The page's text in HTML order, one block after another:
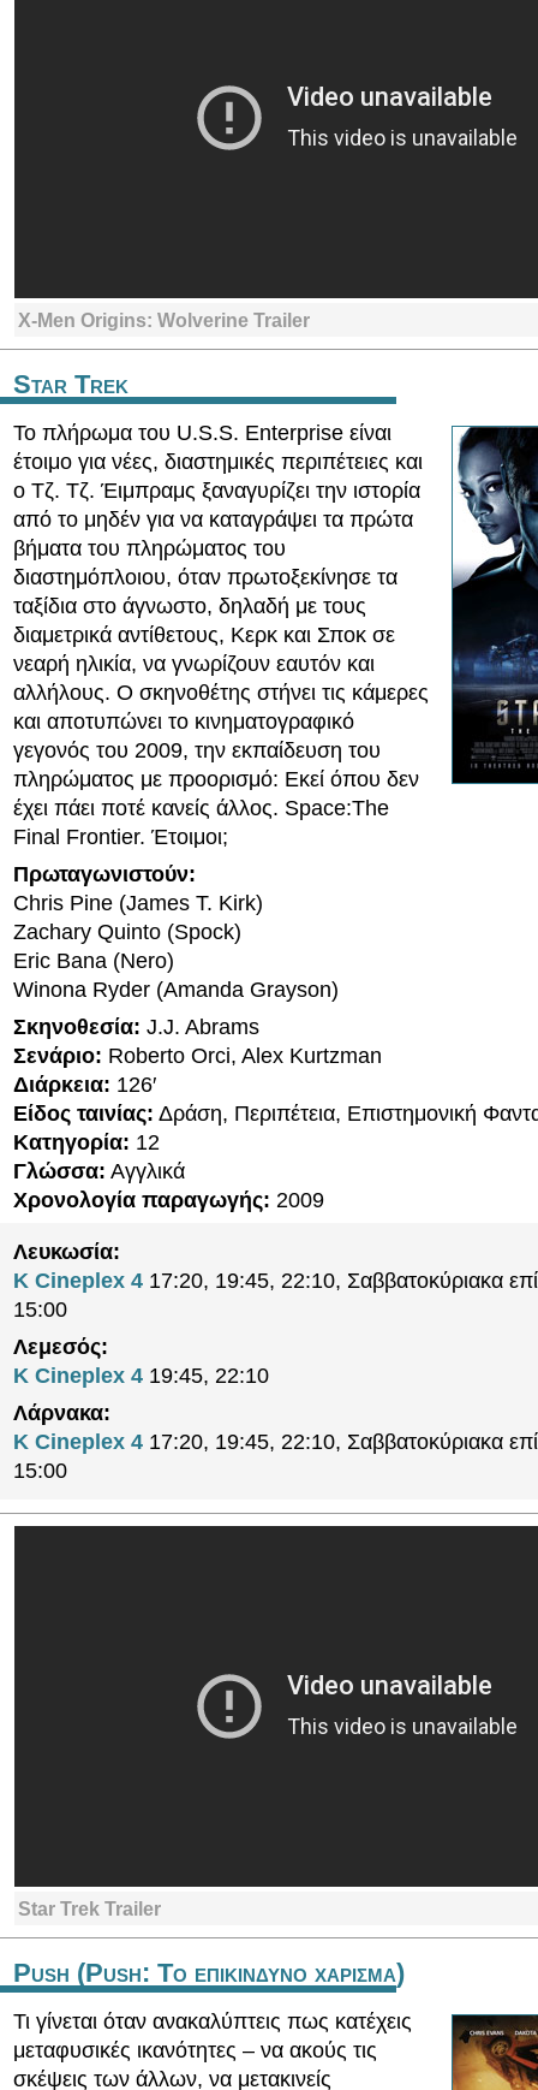
X-Men Origins: Wolverine Trailer
Star Trek
Το πλήρωμα του U.S.S. Enterprise είναι
έτοιμο για νέες, διαστημικές περιπέτειες και
ο Τζ. Τζ. Έιμπραμς ξαναγυρίζει την ιστορία
από το μηδέν για να καταγράψει τα πρώτα
βήματα του πληρώματος του
διαστημόπλοιου, όταν πρωτοξεκίνησε τα
ταξίδια στο άγνωστο, δηλαδή με τους
διαμετρικά αντίθετους, Κερκ και Σποκ σε
νεαρή ηλικία, να γνωρίζουν εαυτόν και
αλλήλους. Ο σκηνοθέτης στήνει τις κάμερες
και αποτυπώνει το κινηματογραφικό
γεγονός του 2009, την εκπαίδευση του
πληρώματος με προορισμό: Εκεί όπου δεν
έχει πάει ποτέ κανείς άλλος. Space:The
Final Frontier. Έτοιμοι;
Πρωταγωνιστούν:
Chris Pine (James T. Kirk)
Zachary Quinto (Spock)
Eric Bana (Nero)
Winona Ryder (Amanda Grayson)
Σκηνοθεσία: J.J. Abrams
Σενάριο: Roberto Orci, Alex Kurtzman
Διάρκεια: 126′
Είδος ταινίας: Δράση, Περιπέτεια, Επιστημονική
Κατηγορία: 12
Γλώσσα: Αγγλικά
Χρονολογία παραγωγής: 2009
Λευκωσία:
K Cineplex 4 17:20, 19:45, 22:10, Σαββατοκύριακα
15:00
Λεμεσός:
K Cineplex 4 19:45, 22:10
Λάρνακα:
K Cineplex 4 17:20, 19:45, 22:10, Σαββατοκύριακα
15:00
Star Trek Trailer
Push (Push: Το επικινδυνο χαρισμα)
Τι γίνεται όταν ανακαλύπτεις πως κατέχεις
μεταφυσικές ικανότητες – να ακούς τις
σκέψεις των άλλων, να μετακινείς